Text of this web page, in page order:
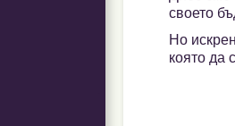
своето
Но
която да